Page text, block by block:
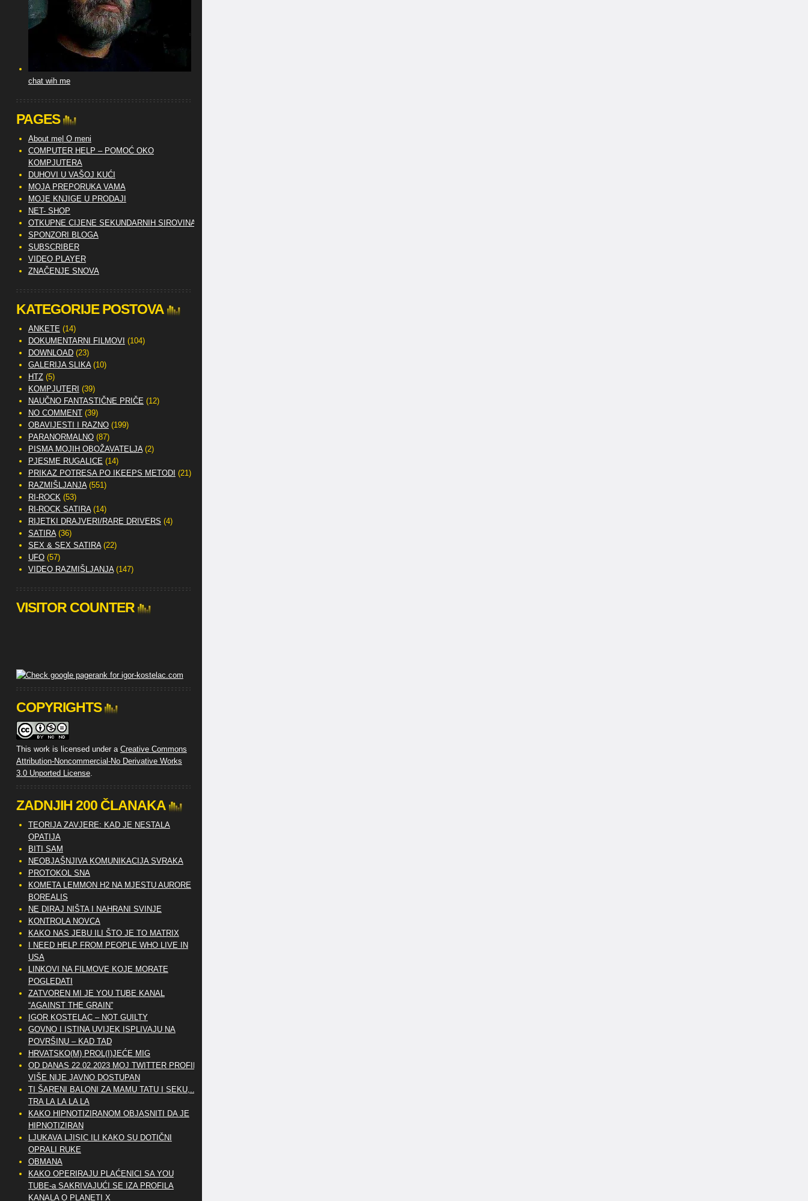
chat wih me
PAGES
About me| O meni
COMPUTER HELP – POMOĆ OKO
KOMPJUTERA
DUHOVI U VAŠOJ KUĆI
MOJA PREPORUKA VAMA
MOJE KNJIGE U PRODAJI
NET- SHOP
OTKUPNE CIJENE SEKUNDARNIH SIROVINA
SPONZORI BLOGA
SUBSCRIBER
VIDEO PLAYER
ZNAČENJE SNOVA
KATEGORIJE POSTOVA
ANKETE (14)
DOKUMENTARNI FILMOVI (104)
DOWNLOAD(23)
GALERIJA SLIKA(10)
HTZ(5)
KOMPJUTERI (39)
NAUČNO FANTASTIČNE PRIČE (12)
NO COMMENT(39)
OBAVIJESTI I RAZNO(199)
PARANORMALNO(87)
PISMA MOJIH OBOŽAVATELJA(2)
PJESME RUGALICE (14)
PRIKAZ POTRESA PO IKEEPS METODI (21)
RAZMIŠLJANJA(551)
RI-ROCK(53)
RI-ROCK SATIRA(14)
RIJETKI DRAJVERI/RARE DRIVERS (4)
SATIRA(36)
SEX & SEX SATIRA(22)
UFO(57)
VIDEO RAZMIŠLJANJA(147)
VISITOR COUNTER
COPYRIGHTS
This work is licensed under a Creative Commons
Attribution-Noncommercial-No Derivative Works
3.0 Unported License.
ZADNJIH 200 ČLANAKA
TEORIJA ZAVJERE: KAD JE NESTALA
OPATIJA
BITI SAM
NEOBJAŠNJIVA KOMUNIKACIJA SVRAKA
PROTOKOL SNA
KOMETA LEMMON H2 NA MJESTU AURORE
BOREALIS
NE DIRAJ NIŠTA I NAHRANI SVINJE
KONTROLA NOVCA
KAKO NAS JEBU ILI ŠTO JE TO MATRIX
I NEED HELP FROM PEOPLE WHO LIVE IN
USA
LINKOVI NA FILMOVE KOJE MORATE
POGLEDATI
ZATVOREN MI JE YOU TUBE KANAL
“AGAINST THE GRAIN”
IGOR KOSTELAC – NOT GUILTY
GOVNO I ISTINA UVIJEK ISPLIVAJU NA
POVRŠINU – KAD TAD
HRVATSKO(M) PROL(I)JEĆE MIG
OD DANAS 22.02.2023 MOJ TWITTER PROFIL
VIŠE NIJE JAVNO DOSTUPAN
TI ŠARENI BALONI ZA MAMU TATU I SEKU,..
TRA LA LA LA LA
KAKO HIPNOTIZIRANOM OBJASNITI DA JE
HIPNOTIZIRAN
LJUKAVA LJISIC ILI KAKO SU DOTIČNI
OPRALI RUKE
OBMANA
KAKO OPERIRAJU PLAĆENICI SA YOU
TUBE-a SAKRIVAJUĆI SE IZA PROFILA
KANALA O PLANETI X